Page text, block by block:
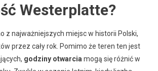
Westerplatte?
z najważniejszych miejsc w historii Polski,
przez cały rok. Pomimo że teren ten jest
godziny otwarcia mogą się różnić w